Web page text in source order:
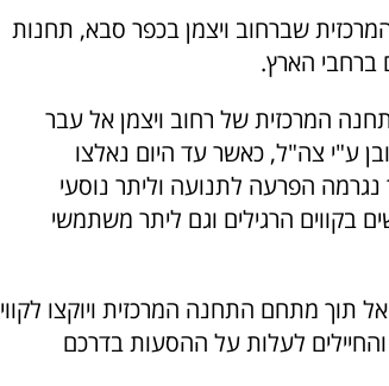
8, יוסדרו בתחנה המרכזית שברחוב ויצמן בכפר סבא, תחנות
ברחבי הארץ.
המרכזית של רחוב ויצמן אל עבר
ע"י צה"ל, כאשר עד היום נאלצו
נגרמה הפרעה לתנועה וליתר נוסעי
בקווים הרגילים וגם ליתר משתמשי
תוך מתחם התחנה המרכזית ויוקצו לקווי
לעלות על ההסעות בדרכם